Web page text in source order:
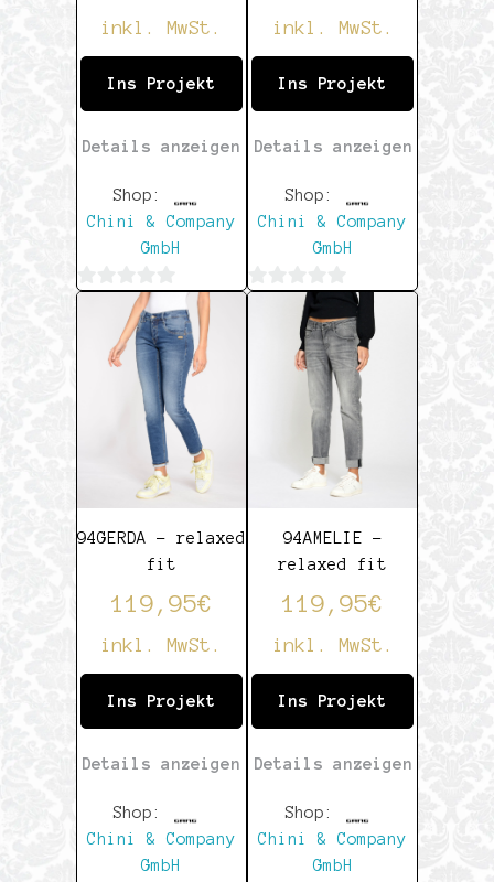
inkl. MwSt.
Ins Projekt
Details anzeigen
Shop:
Chini & Company
GmbH
0
inkl. MwSt.
Ins Projekt
Details anzeigen
Shop:
Chini & Company
GmbH
94GERDA – relaxed
fit
119,95€
inkl. MwSt.
Ins Projekt
Details anzeigen
Shop:
Chini & Company
GmbH
94AMELIE –
relaxed fit
119,95€
inkl. MwSt.
Ins Projekt
Details anzeigen
Shop:
Chini & Company
GmbH